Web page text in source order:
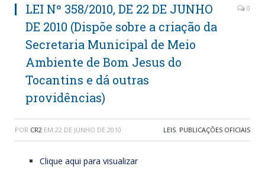
LEI Nº 358/2010, DE 22 DE JUNHO
DE 2010 (Dispõe sobre a criação da
Secretaria Municipal de Meio
Ambiente de Bom Jesus do
Tocantins e dá outras
providências)
0
POR CR2 EM 22 DE JUNHO DE 2010 LEIS, PUBLICAÇÕES OFICIAIS
Clique aqui para visualizar